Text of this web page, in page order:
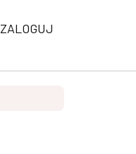
ZALOGUJ